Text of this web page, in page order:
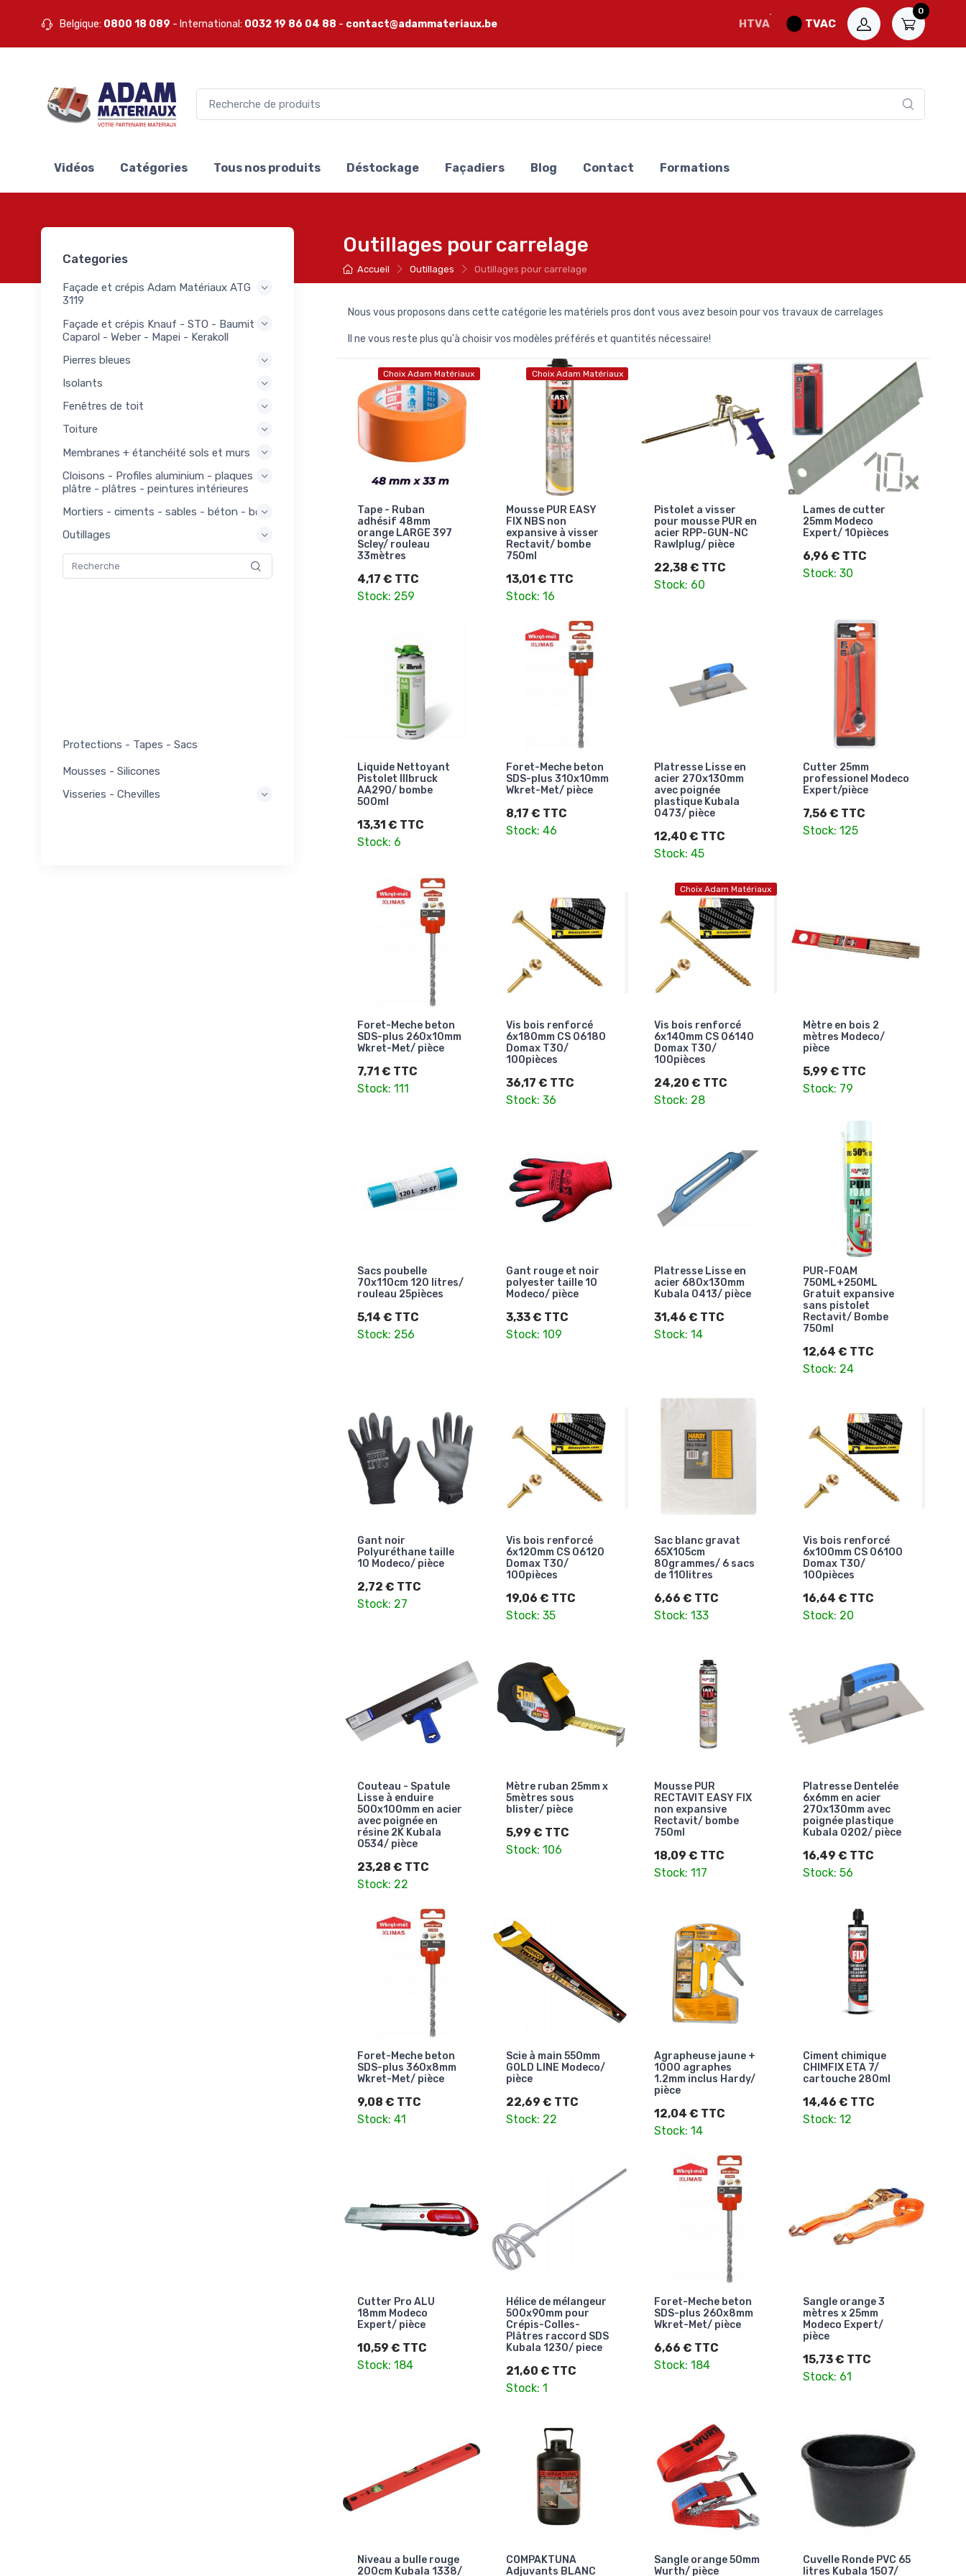
Belgique: 0800 18 089 - International: 0032 19 86 04 88 - contact@adammateriaux.be HTVA TVAC
0
Vidéos Catégories Tous nos produits Déstockage Façadiers Blog Contact Formations
Categories
Façade et crépis Adam Matériaux ATG
3119
Façade et crépis Knauf - STO - Baumit -
Caparol - Weber - Mapei - Kerakoll
Pierres bleues
Isolants
Fenêtres de toit
Toiture
Membranes + étanchéité sols et murs
Cloisons - Profiles aluminium - plaques
plâtre - plâtres - peintures intérieures
Mortiers - ciments - sables - béton - bois
Outillages
14
Protections - Tapes - Sacs
Mousses - Silicones
Visseries - Chevilles
Outillages pour carrelage
Accueil Outillages Outillages pour carrelage
Nous vous proposons dans cette catégorie les matériels pros dont vous avez besoin pour vos travaux de carrelages
Il ne vous reste plus qu'à choisir vos modèles préférés et quantités nécessaire!
Choix Adam Matériaux
Tape - Ruban
adhésif 48mm
orange LARGE 397
Scley/ rouleau
33mètres
4,17 € TTC
Stock: 259
Choix Adam Matériaux
Mousse PUR EASY
FIX NBS non
expansive à visser
Rectavit/ bombe
750ml
13,01 € TTC
Stock: 16
Pistolet a visser
pour mousse PUR en
acier RPP-GUN-NC
Rawlplug/ pièce
22,38 € TTC
Stock: 60
Lames de cutter
25mm Modeco
Expert/ 10pièces
6,96 € TTC
Stock: 30
Liquide Nettoyant
Pistolet Illbruck
AA290/ bombe
500ml
13,31 € TTC
Stock: 6
Foret-Meche beton
SDS-plus 310x10mm
Wkret-Met/ pièce
8,17 € TTC
Stock: 46
Platresse Lisse en
acier 270x130mm
avec poignée
plastique Kubala
0473/ pièce
12,40 € TTC
Stock: 45
Cutter 25mm
professionel Modeco
Expert/pièce
7,56 € TTC
Stock: 125
Foret-Meche beton
SDS-plus 260x10mm
Wkret-Met/ pièce
7,71 € TTC
Stock: 111
Vis bois renforcé
6x180mm CS 06180
Domax T30/
100pièces
36,17 € TTC
Stock: 36
Choix Adam Matériaux
Vis bois renforcé
6x140mm CS 06140
Domax T30/
100pièces
24,20 € TTC
Stock: 28
Mètre en bois 2
mètres Modeco/
pièce
5,99 € TTC
Stock: 79
Sacs poubelle
70x110cm 120 litres/
rouleau 25pièces
5,14 € TTC
Stock: 256
Gant rouge et noir
polyester taille 10
Modeco/ pièce
3,33 € TTC
Stock: 109
Platresse Lisse en
acier 680x130mm
Kubala 0413/ pièce
31,46 € TTC
Stock: 14
PUR-FOAM
750ML+250ML
Gratuit expansive
sans pistolet
Rectavit/ Bombe
750ml
12,64 € TTC
Stock: 24
Gant noir
Polyuréthane taille
10 Modeco/ pièce
2,72 € TTC
Stock: 27
Vis bois renforcé
6x120mm CS 06120
Domax T30/
100pièces
19,06 € TTC
Stock: 35
Sac blanc gravat
65X105cm
80grammes/ 6 sacs
de 110litres
6,66 € TTC
Stock: 133
Vis bois renforcé
6x100mm CS 06100
Domax T30/
100pièces
16,64 € TTC
Stock: 20
Couteau - Spatule
Lisse à enduire
500x100mm en acier
avec poignée en
résine 2K Kubala
0534/ pièce
23,28 € TTC
Stock: 22
Mètre ruban 25mm x
5mètres sous
blister/ pièce
5,99 € TTC
Stock: 106
Mousse PUR
RECTAVIT EASY FIX
non expansive
Rectavit/ bombe
750ml
18,09 € TTC
Stock: 117
Platresse Dentelée
6x6mm en acier
270x130mm avec
poignée plastique
Kubala 0202/ pièce
16,49 € TTC
Stock: 56
Foret-Meche beton
SDS-plus 360x8mm
Wkret-Met/ pièce
9,08 € TTC
Stock: 41
Scie à main 550mm
GOLD LINE Modeco/
pièce
22,69 € TTC
Stock: 22
Agrapheuse jaune +
1000 agraphes
1.2mm inclus Hardy/
pièce
12,04 € TTC
Stock: 14
Ciment chimique
CHIMFIX ETA 7/
cartouche 280ml
14,46 € TTC
Stock: 12
Cutter Pro ALU
18mm Modeco
Expert/ pièce
10,59 € TTC
Stock: 184
Hélice de mélangeur
500x90mm pour
Crépis-Colles-
Plâtres raccord SDS
Kubala 1230/ piece
21,60 € TTC
Stock: 1
Foret-Meche beton
SDS-plus 260x8mm
Wkret-Met/ pièce
6,66 € TTC
Stock: 184
Sangle orange 3
mètres x 25mm
Modeco Expert/
pièce
15,73 € TTC
Stock: 61
Niveau a bulle rouge
200cm Kubala 1338/
COMPAKTUNA
Adjuvants BLANC
Sangle orange 50mm
Wurth/ pièce
Cuvelle Ronde PVC 65
litres Kubala 1507/